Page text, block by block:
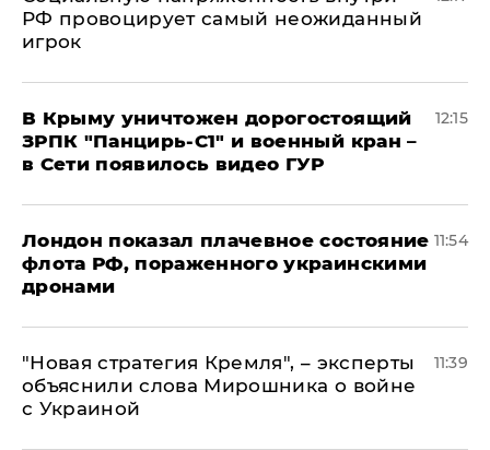
РФ провоцирует самый неожиданный
игрок
В Крыму уничтожен дорогостоящий
ЗРПК "Панцирь-С1" и военный кран –
в Сети появилось видео ГУР
12:15
Лондон показал плачевное состояние
флота РФ, пораженного украинскими
дронами
11:54
"Новая стратегия Кремля", – эксперты
объяснили слова Мирошника о войне
с Украиной
11:39